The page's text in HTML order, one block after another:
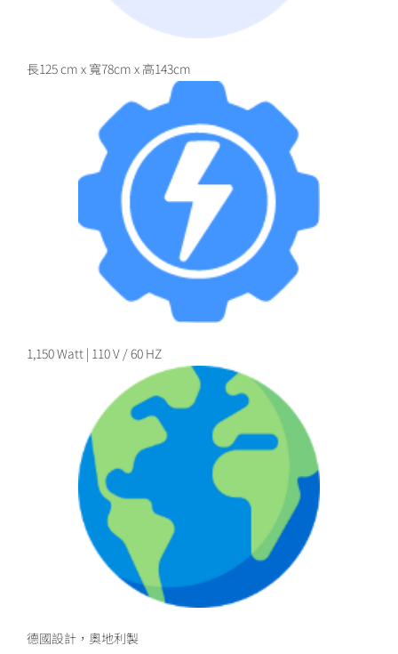
長125 cm x 寬78cm x 高143cm
1,150 Watt | 110 V / 60 HZ
德國設計，奧地利製